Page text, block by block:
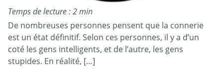
Temps de lecture : 2 min
De nombreuses personnes pensent que la connerie
est un état définitif. Selon ces personnes, il y a d’un
coté les gens intelligents, et de l’autre, les gens
stupides. En réalité, […]